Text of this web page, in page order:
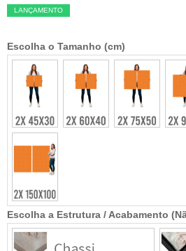
LANÇAMENTO
Escolha a Estrutura / Acabamento
Escolha o Tamanho (cm)